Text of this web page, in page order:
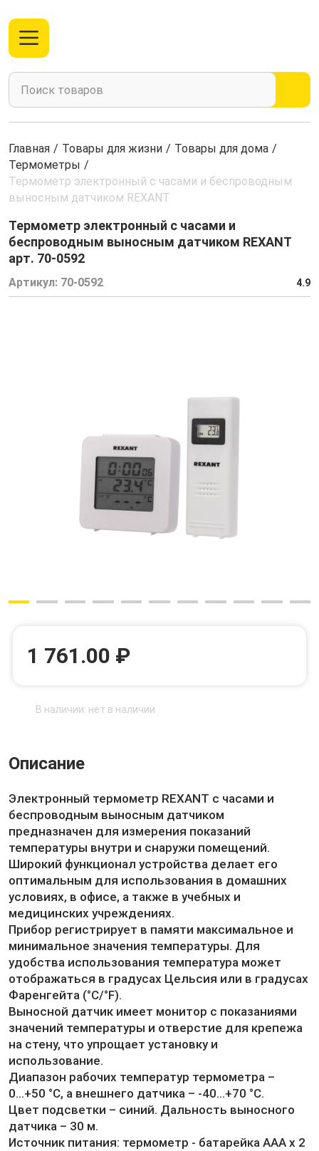
Главная / Товары для жизни / Товары для дома /
Термометры /
Термометр электронный с часами и беспроводным
выносным датчиком REXANT
Термометр электронный с часами и
беспроводным выносным датчиком REXANT
арт. 70-0592
Артикул: 70-0592 4.9
1 761.00 ₽
В наличии: нет в наличии
Описание
Электронный термометр REXANT с часами и
беспроводным выносным датчиком
предназначен для измерения показаний
температуры внутри и снаружи помещений.
Широкий функционал устройства делает его
оптимальным для использования в домашних
условиях, в офисе, а также в учебных и
медицинских учреждениях.
Прибор регистрирует в памяти максимальное и
минимальное значения температуры. Для
удобства использования температура может
отображаться в градусах Цельсия или в градусах
Фаренгейта (°C/°F).
Выносной датчик имеет монитор с показаниями
значений температуры и отверстие для крепежа
на стену, что упрощает установку и
использование.
Диапазон рабочих температур термометра –
0...+50 °С, а внешнего датчика – -40...+70 °С.
Цвет подсветки – синий. Дальность выносного
датчика – 30 м.
Источник питания: термометр - батарейка AAA х 2